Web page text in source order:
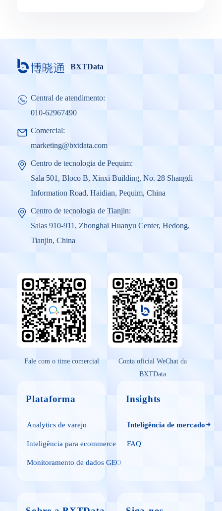
BXTData
Central de atendimento:
010-62967490
Comercial:
marketing@bxtdata.com
Centro de tecnologia de Pequim:
Sala 501, Bloco B, Xinxi Building, No. 28 Shangdi
Information Road, Haidian, Pequim, China
Centro de tecnologia de Tianjin:
Salas 910-911, Zhonghai Huanyu Center, Hedong,
Tianjin, China
Fale com o time comercial
Conta oficial WeChat da
BXTData
Plataforma
Analytics de varejo
Inteligência para ecommerce
Monitoramento de dados GEO
Insights
Inteligência de mercado
FAQ